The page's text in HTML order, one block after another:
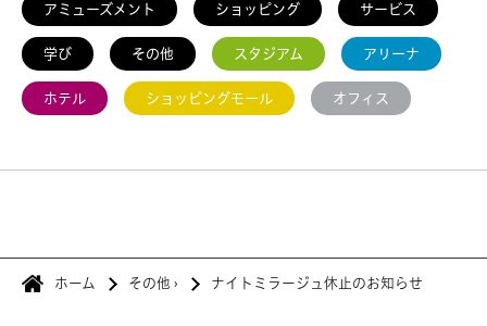
アミューズメント ショッピング サービス
学び その他 スタジアム アリーナ
ホテル ショッピングモール オフィス
ホーム その他 › ナイトミラージュ休止のお知らせ